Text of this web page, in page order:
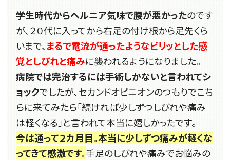
学生時代からヘルニア気味で腰が悪かったのです
が、２０代に入ってから右足の付け根から足先くら
いまで、 まるで電流が通ったようなビリッとした感
覚としびれと痛みに襲われるようになりました。
病院では完治するには手術しかないと言われてシ
ョックでしたが、セカンドオピニオンのつもりでこち
らに来てみたら「続ければ少しずつしびれや痛み
は軽くなる」と言われて本当に嬉しかったです。
今は通って２カ月目。本当に少しずつ痛みが軽くな
ってきて感激です。手足のしびれや痛みでお悩みの